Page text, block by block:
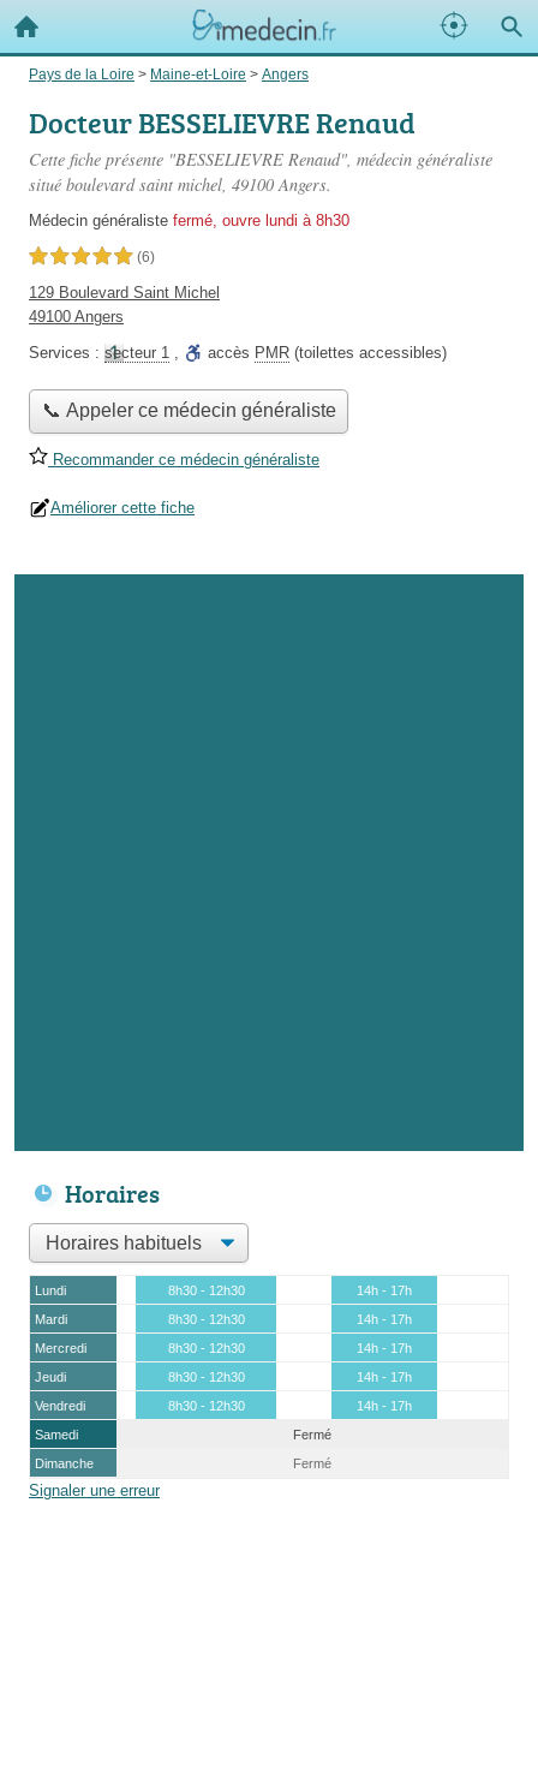
Pays de la Loire > Maine-et-Loire > Angers
Docteur BESSELIEVRE Renaud
Cette fiche présente "BESSELIEVRE Renaud", médecin généraliste
situé boulevard saint michel, 49100 Angers.
Médecin généraliste fermé, ouvre lundi à 8h30
5,0 étoiles sur 5 (6)
129 Boulevard Saint Michel
49100 Angers
Services : secteur 1 , accès PMR (toilettes accessibles)
📞 Appeler ce médecin généraliste
Recommander ce médecin généraliste
Améliorer cette fiche
Horaires
Lundi 8h30 - 12h30
14h - 17h
Mardi
8h30 - 12h30
14h - 17h
Mercredi
8h30 - 12h30
14h - 17h
Jeudi
8h30 - 12h30
14h - 17h
Vendredi
8h30 - 12h30
14h - 17h
Samedi
Fermé
Dimanche
Fermé
Signaler une erreur